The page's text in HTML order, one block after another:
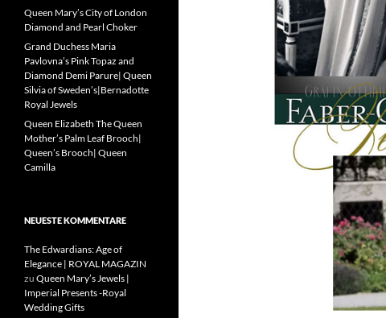
Queen Mary’s City of London
Diamond and Pearl Choker
Grand Duchess Maria
Pavlovna’s Pink Topaz and
Diamond Demi Parure| Queen
Silvia of Sweden’s|Bernadotte
Royal Jewels
Queen Elizabeth The Queen
Mother’s Palm Leaf Brooch|
Queen’s Brooch| Queen
Camilla
NEUESTE KOMMENTARE
The Edwardians: Age of
Elegance | ROYAL MAGAZIN
zu Queen Mary’s Jewels |
Imperial Presents -Royal
Wedding Gifts